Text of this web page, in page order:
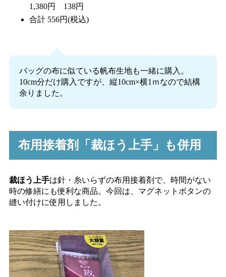
1,380円 138円
合計 556円(税込)
バッグの布に似ている帆布生地も一緒に購入。
10cm分だけ購入ですが、縦10cm×横1ｍなので結構
余りました。
布用接着剤「裁ほう上手」も併用
裁ほう上手は針・糸いらずの布用接着剤で、時間がない
時の修繕にも便利な商品。今回は、マグネットボタンの
縫い付けに使用しました。